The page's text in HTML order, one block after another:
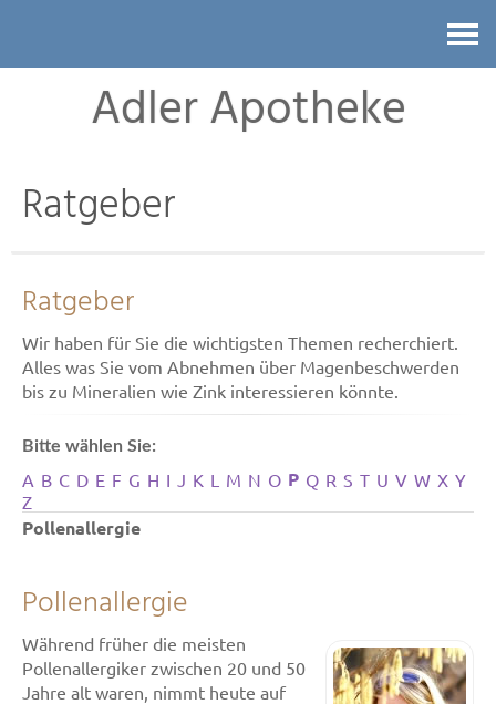
Adler Apotheke
Ratgeber
Ratgeber
Wir haben für Sie die wichtigsten Themen recherchiert.
Alles was Sie vom Abnehmen über Magenbeschwerden
bis zu Mineralien wie Zink interessieren könnte.
Bitte wählen Sie:
A B C D E F G H I J K L M N O P Q R S T U V W X Y
Z
Pollenallergie
Pollenallergie
Während früher die meisten
Pollenallergiker zwischen 20 und 50
Jahre alt waren, nimmt heute auf